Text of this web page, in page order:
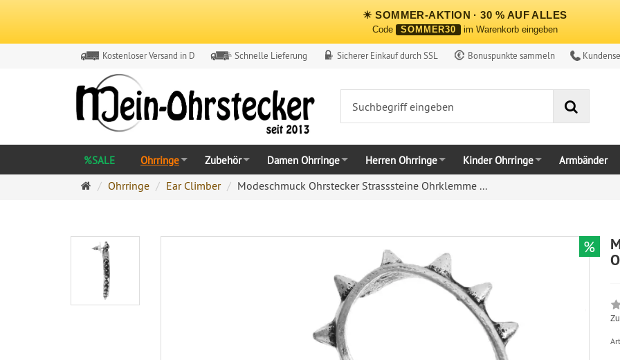
☀ SOMMER-AKTION · 30 % AUF ALLES
Code SOMMER30 im Warenkorb eingeben
Kostenloser Versand in D Schnelle Lieferung Sicherer Einkauf durch SSL Bonuspunkte sammeln
%SALE Ohrringe Zubehör Damen Ohrringe Herren Ohrringe Kinder Ohrringe Armbänder
Ohrringe
Ohrringe Ear Climber Modeschmuck Ohrstecker Strasssteine Ohrklemme ...
%